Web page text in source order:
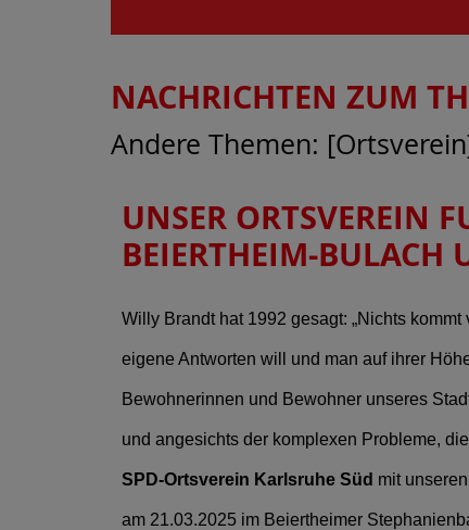
NACHRICHTEN ZUM
Andere Themen:
UNSER ORTSVEREIN
BEIERTHEIM-BULACH
Willy Brandt hat 1992 gesagt: „Nichts
eigene Antworten will und man auf ihrer
Bewohnerinnen und Bewohner unseres
und angesichts der komplexen Probleme,
SPD-Ortsverein Karlsruhe Süd mit
am 21.03.2025 im Beiertheimer